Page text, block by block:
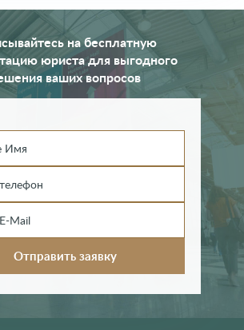
на бесплатную
юриста для выгодного
ваших вопросов